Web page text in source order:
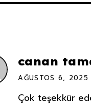
canan
AĞUSTOS 6,
Çok teşekkür